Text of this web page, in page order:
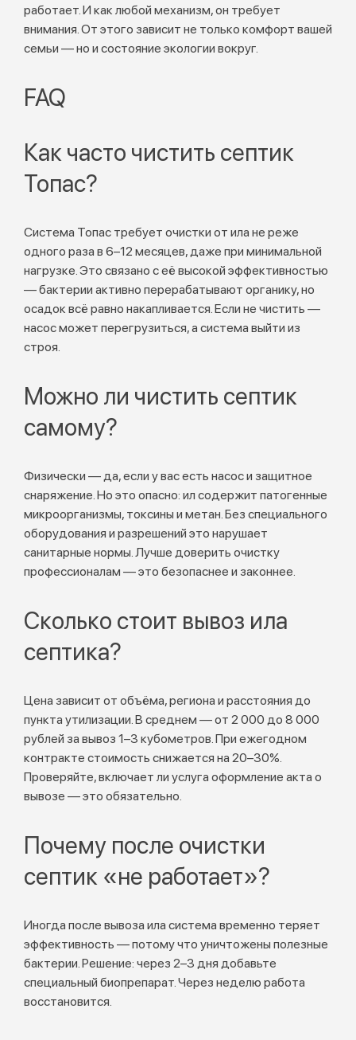
работает. И как любой механизм, он требует
внимания. От этого зависит не только комфорт вашей
семьи — но и состояние экологии вокруг.
FAQ
Как часто чистить септик
Топас?
Система Топас требует очистки от ила не реже
одного раза в 6–12 месяцев, даже при минимальной
нагрузке. Это связано с её высокой эффективностью
— бактерии активно перерабатывают органику, но
осадок всё равно накапливается. Если не чистить —
насос может перегрузиться, а система выйти из
строя.
Можно ли чистить септик
самому?
Физически — да, если у вас есть насос и защитное
снаряжение. Но это опасно: ил содержит патогенные
микроорганизмы, токсины и метан. Без специального
оборудования и разрешений это нарушает
санитарные нормы. Лучше доверить очистку
профессионалам — это безопаснее и законнее.
Сколько стоит вывоз ила
септика?
Цена зависит от объёма, региона и расстояния до
пункта утилизации. В среднем — от 2 000 до 8 000
рублей за вывоз 1–3 кубометров. При ежегодном
контракте стоимость снижается на 20–30%.
Проверяйте, включает ли услуга оформление акта о
вывозе — это обязательно.
Почему после очистки
септик «не работает»?
Иногда после вывоза ила система временно теряет
эффективность — потому что уничтожены полезные
бактерии. Решение: через 2–3 дня добавьте
специальный биопрепарат. Через неделю работа
восстановится.